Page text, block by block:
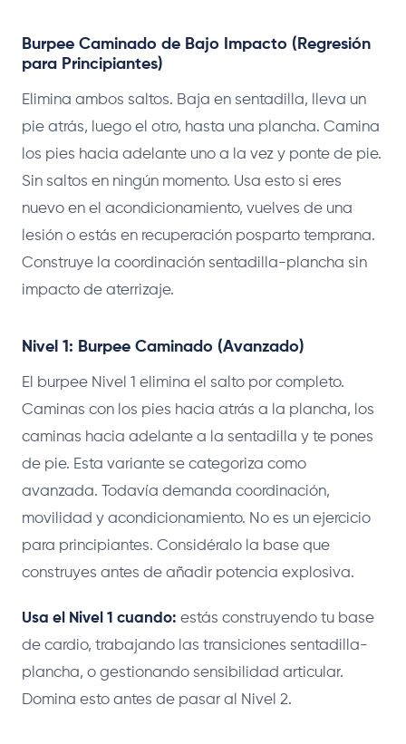
Burpee Caminado de Bajo Impacto (Regresión
para Principiantes)
Elimina ambos saltos. Baja en sentadilla, lleva un
pie atrás, luego el otro, hasta una plancha. Camina
los pies hacia adelante uno a la vez y ponte de pie.
Sin saltos en ningún momento. Usa esto si eres
nuevo en el acondicionamiento, vuelves de una
lesión o estás en recuperación posparto temprana.
Construye la coordinación sentadilla-plancha sin
impacto de aterrizaje.
Nivel 1: Burpee Caminado (Avanzado)
El burpee Nivel 1 elimina el salto por completo.
Caminas con los pies hacia atrás a la plancha, los
caminas hacia adelante a la sentadilla y te pones
de pie. Esta variante se categoriza como
avanzada. Todavía demanda coordinación,
movilidad y acondicionamiento. No es un ejercicio
para principiantes. Considéralo la base que
construyes antes de añadir potencia explosiva.
Usa el Nivel 1 cuando: estás construyendo tu base
de cardio, trabajando las transiciones sentadilla-
plancha, o gestionando sensibilidad articular.
Domina esto antes de pasar al Nivel 2.